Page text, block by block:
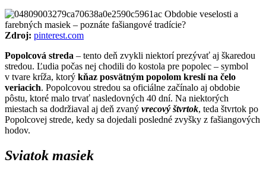
Zdroj: pinterest.com
Popolcová streda – tento deň zvykli niektorí prezývať aj škaredou
stredou. Ľudia počas nej chodili do kostola pre popolec – symbol
v tvare kríža, ktorý kňaz posvätným popolom kreslí na čelo
veriacich. Popolcovou stredou sa oficiálne začínalo aj obdobie
pôstu, ktoré malo trvať nasledovných 40 dní. Na niektorých
miestach sa dodržiaval aj deň zvaný vrecový štvrtok, teda štvrtok po
Popolcovej strede, kedy sa dojedali posledné zvyšky z fašiangových
hodov.
Sviatok masiek